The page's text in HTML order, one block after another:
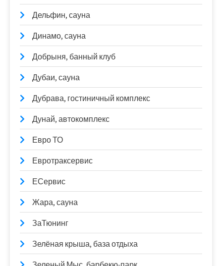
Дельфин, сауна
Динамо, сауна
Добрыня, банный клуб
Дубаи, сауна
Дубрава, гостиничный комплекс
Дунай, автокомплекс
Евро ТО
Евротраксервис
ЕСервис
Жара, сауна
ЗаТюнинг
Зелёная крыша, база отдыха